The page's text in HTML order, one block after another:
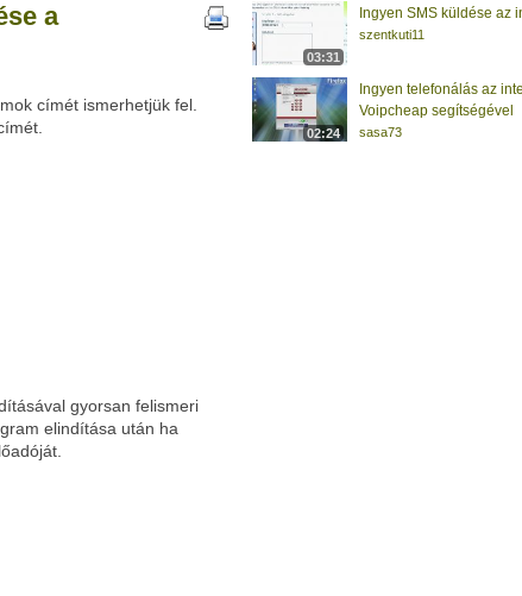
a
címét ismerhetjük fel.
gyorsan felismeri
elindítása után ha
03:31
Ingyen SMS küldése az
szentkuti11
02:24
Ingyen telefonálás az
Voipcheap segítségével
sasa73